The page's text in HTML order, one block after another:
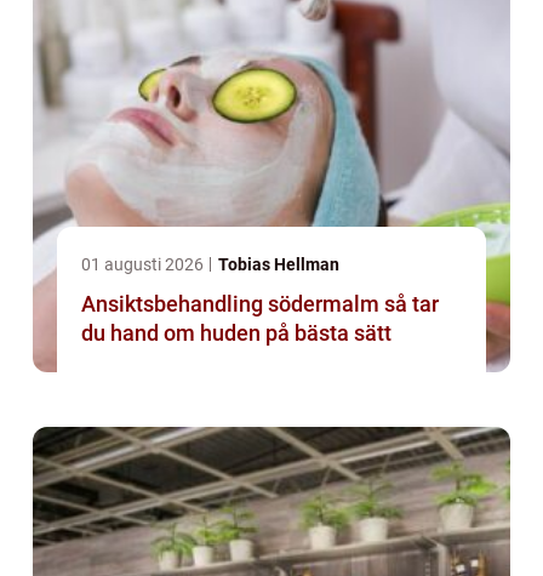
01 augusti 2026 Tobias Hellman
Ansiktsbehandling södermalm så tar
du hand om huden på bästa sätt